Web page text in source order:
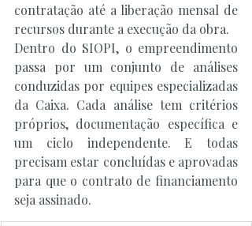
contratação até a liberação mensal de
recursos durante a execução da obra.
Dentro do SIOPI, o empreendimento
passa por um conjunto de análises
conduzidas por equipes especializadas
da Caixa. Cada análise tem critérios
próprios, documentação específica e
um ciclo independente. E todas
precisam estar concluídas e aprovadas
para que o contrato de financiamento
seja assinado.